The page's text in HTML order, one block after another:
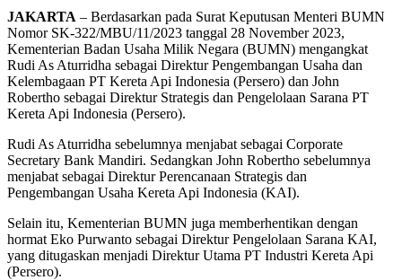
JAKARTA – Berdasarkan pada Surat Keputusan Menteri BUMN
Nomor SK-322/MBU/11/2023 tanggal 28 November 2023,
Kementerian Badan Usaha Milik Negara (BUMN) mengangkat
Rudi As Aturridha sebagai Direktur Pengembangan Usaha dan
Kelembagaan PT Kereta Api Indonesia (Persero) dan John
Robertho sebagai Direktur Strategis dan Pengelolaan Sarana PT
Kereta Api Indonesia (Persero).
Rudi As Aturridha sebelumnya menjabat sebagai Corporate
Secretary Bank Mandiri. Sedangkan John Robertho sebelumnya
menjabat sebagai Direktur Perencanaan Strategis dan
Pengembangan Usaha Kereta Api Indonesia (KAI).
Selain itu, Kementerian BUMN juga memberhentikan dengan
hormat Eko Purwanto sebagai Direktur Pengelolaan Sarana KAI,
yang ditugaskan menjadi Direktur Utama PT Industri Kereta Api
(Persero).